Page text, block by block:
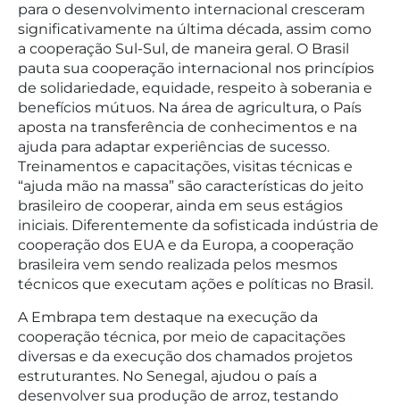
para o desenvolvimento internacional cresceram
significativamente na última década, assim como
a cooperação Sul-Sul, de maneira geral. O Brasil
pauta sua cooperação internacional nos princípios
de solidariedade, equidade, respeito à soberania e
benefícios mútuos. Na área de agricultura, o País
aposta na transferência de conhecimentos e na
ajuda para adaptar experiências de sucesso.
Treinamentos e capacitações, visitas técnicas e
“ajuda mão na massa” são características do jeito
brasileiro de cooperar, ainda em seus estágios
iniciais. Diferentemente da sofisticada indústria de
cooperação dos EUA e da Europa, a cooperação
brasileira vem sendo realizada pelos mesmos
técnicos que executam ações e políticas no Brasil.
A Embrapa tem destaque na execução da
cooperação técnica, por meio de capacitações
diversas e da execução dos chamados projetos
estruturantes. No Senegal, ajudou o país a
desenvolver sua produção de arroz, testando